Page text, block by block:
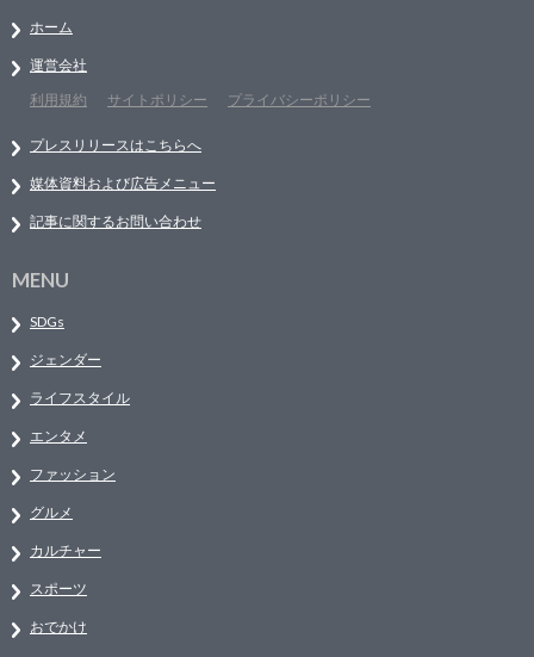
ホーム
運営会社
利用規約
サイトポリシー プライバシーポリシー
プレスリリースはこちらへ
媒体資料および広告メニュー
記事に関するお問い合わせ
MENU
SDGs
ジェンダー
ライフスタイル
エンタメ
ファッション
グルメ
カルチャー
スポーツ
おでかけ